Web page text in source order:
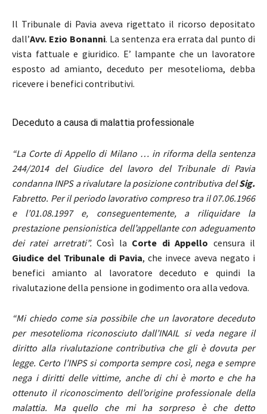
Il Tribunale di Pavia aveva rigettato il ricorso depositato
dall’Avv. Ezio Bonanni. La sentenza era errata dal punto di
vista fattuale e giuridico. E’ lampante che un lavoratore
esposto ad amianto, deceduto per mesotelioma, debba
ricevere i benefici contributivi.
Deceduto a causa di malattia professionale
“La Corte di Appello di Milano … in riforma della sentenza
244/2014 del Giudice del lavoro del Tribunale di Pavia
condanna INPS a rivalutare la posizione contributiva delSig.
Fabretto. Per il periodo lavorativo compreso tra il 07.06.1966
e l’01.08.1997 e, conseguentemente, a riliquidare la
prestazione pensionistica dell’appellante con adeguamento
dei ratei arretrati”.Così la Corte di Appello censura il
Giudice del Tribunale di Pavia, che invece aveva negato i
benefici amianto al lavoratore deceduto e quindi la
rivalutazione della pensione in godimento ora alla vedova.
“Mi chiedo come sia possibile che un lavoratore deceduto
per mesotelioma riconosciuto dall’INAIL si veda negare il
diritto alla rivalutazione contributiva che gli è dovuta per
legge. Certo l’INPS si comporta sempre così, nega e sempre
nega i diritti delle vittime, anche di chi è morto e che ha
ottenuto il riconoscimento dell’origine professionale della
malattia. Ma quello che mi ha sorpreso è che detto